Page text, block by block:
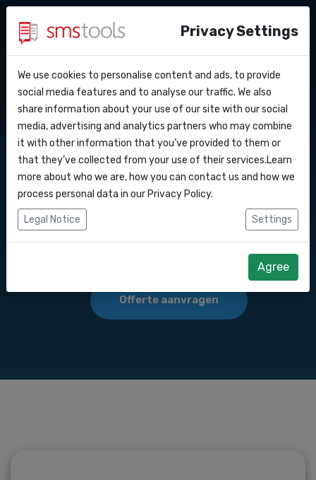
API Docs
Webhooks
Integraties
Zapier
Waarom smstools?
Blog
Service level agreement
Contact
Een offerte aanvragen
Bulk SMS marketing
versturen naar
Bulk SMS versturen naar . Sms Marketing .
Start direct
Offerte aanvragen
Privacy Settings
We use cookies to personalise content and ads, to provide
social media features and to analyse our traffic. We also
share information about your use of our site with our social
media, advertising and analytics partners who may combine
it with other information that you’ve provided to them or
that they’ve collected from your use of their services.Learn
more about who we are, how you can contact us and how we
process personal data in our Privacy Policy.
Legal Notice Settings
Agree